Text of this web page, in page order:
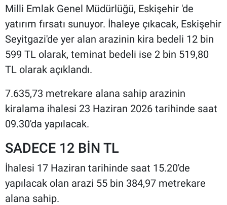
Milli Emlak Genel Müdürlüğü, Eskişehir 'de
yatırım fırsatı sunuyor. İhaleye çıkacak, Eskişehir
Seyitgazi'de yer alan arazinin kira bedeli 12 bin
599 TL olarak, teminat bedeli ise 2 bin 519,80
TL olarak açıklandı.
7.635,73 metrekare alana sahip arazinin
kiralama ihalesi 23 Haziran 2026 tarihinde saat
09.30'da yapılacak.
SADECE 12 BİN TL
İhalesi 17 Haziran tarihinde saat 15.20'de
yapılacak olan arazi 55 bin 384,97 metrekare
alana sahip.